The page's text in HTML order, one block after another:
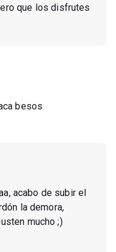
que los disfrutes
besos
acabo de subir el
la demora,
mucho ;)